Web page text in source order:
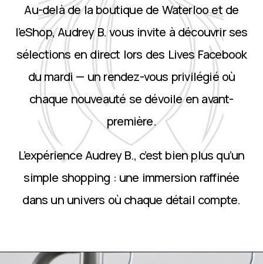
Au-delà de la boutique de Waterloo et de
l’eShop, Audrey B. vous invite à découvrir ses
sélections en direct lors des Lives Facebook
du mardi — un rendez-vous privilégié où
chaque nouveauté se dévoile en avant-
première.
L’expérience Audrey B., c’est bien plus qu’un
simple shopping : une immersion raffinée
dans un univers où chaque détail compte.